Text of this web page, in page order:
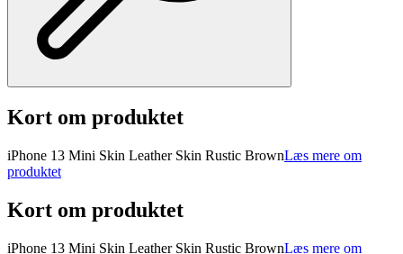
Kort om produktet
iPhone 13 Mini Skin Leather Skin Rustic BrownLæs mere om
produktet
Kort om produktet
iPhone 13 Mini Skin Leather Skin Rustic BrownLæs mere om